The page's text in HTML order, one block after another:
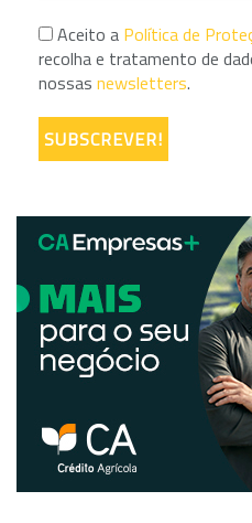
Aceito a Política de
recolha e tratamento de
nossas newsletters.